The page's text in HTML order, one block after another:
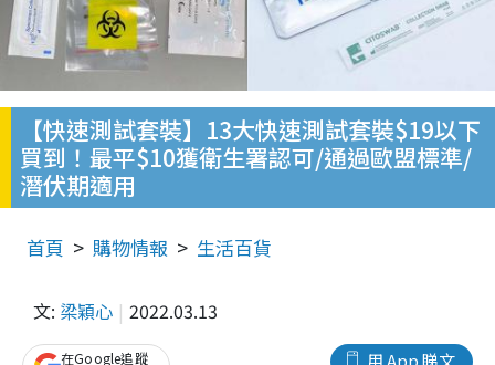
【快速測試套裝】13大快速測試套裝$19以下
買到！最平$10獲衛生署認可/通過歐盟標準/
潛伏期適用
首頁 購物情報 生活百貨
文: 梁穎心 2022.03.13
用 App 睇文
在Google追蹤